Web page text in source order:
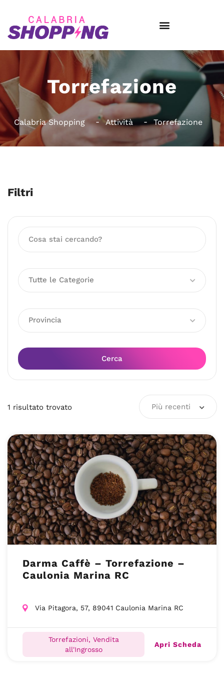
Torrefazione
Calabria Shopping Attività Torrefazione
Filtri
Tutte le Categorie
Provincia
Cerca
1 risultato trovato Più recenti
Darma Caffè – Torrefazione –
Caulonia Marina RC
Via Pitagora, 57, 89041 Caulonia Marina RC
Torrefazioni, Vendita
all'Ingrosso
Apri Scheda